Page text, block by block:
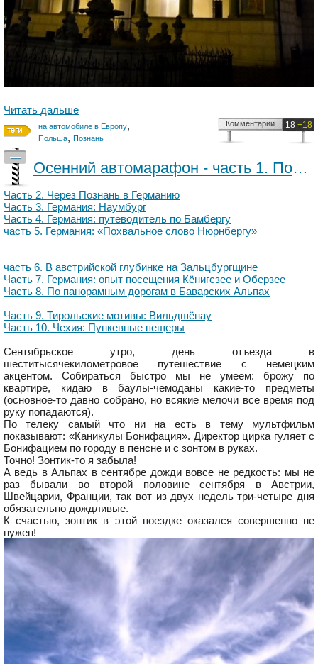
Читать дальше
на автомобиле в Европу,
Польша, Познань
18 +18
Комментарии
—
Осенний автомарафон - часть 1. Польский транзит: Kiermusy
Часть 2. Через Познань в Германию
Часть 3. Германия: Наумбург
Часть 4. Германия: путеводитель по Бамбергу
часть 5. Германия: «Похвальное слово Нюрнбергу»
часть 6. В австрийской глубинке на Зальцбургщине
Часть 7. Германия: опыт посещения Кёнигсзее и Оберзее
Часть 8. По панорамным дорогам в Баварских Альпах
Часть 9. Тирольские мотивы: Вильдшёнау
Часть 10. Чехия: Пункевные пещеры
Сентябрьское утро, день отъезда в
шеститысячекилометровое путешествие с немецким
акцентом. Собираться быстро мы не умеем: брожу по
квартире, кидаю в баулы-чемоданы какие-то предметы
(основное-то давно собрано, но всякие мелочи все время под
руку попадаются).
По телеку самый что ни на есть в тему мультфильм
показывают: «Каникулы Бонифация». Директор цирка гуляет с
Бонифацием по городу в пенсне и с зонтом в руках.
Точно! Зонтик-то я забыла!
А ведь в Альпах в сентябре дожди вовсе не редкость: мы не
раз бывали во второй половине сентября в Австрии,
Швейцарии, Франции, так вот из двух недель три-четыре дня
обязательно дождливые.
К счастью, зонтик в этой поездке оказался совершенно не
нужен!